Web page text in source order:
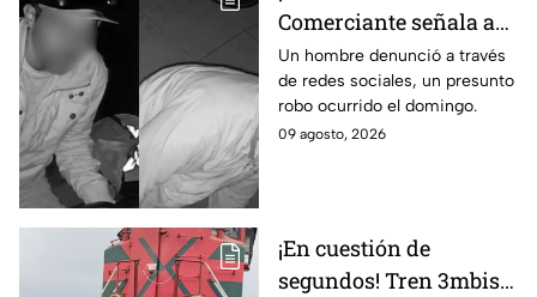
Comerciante señala a
dos hombres de un
presunto robo a un
negocio en León
Un hombre denunció a través
de redes sociales, un presunto
robo ocurrido el domingo.
09 agosto, 2026
¡En cuestión de
segundos! Tren 3mbiste